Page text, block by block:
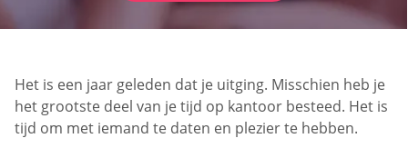
Het is een jaar geleden dat je uitging. Misschien heb je
het grootste deel van je tijd op kantoor besteed. Het is
tijd om met iemand te daten en plezier te hebben.